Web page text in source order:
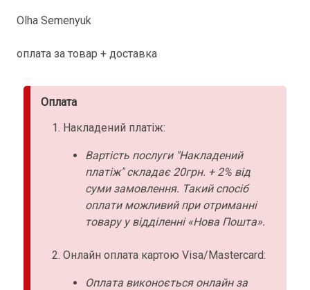
Olha Semenyuk
оплата за товар + доставка
Оплата
Накладений платіж:
Вартість послуги "Накладений
платіж" складає 20грн. + 2% від
суми замовлення. Такий спосіб
оплати можливий при отриманні
товару у відділенні «Нова Пошта».
Онлайн оплата картою Visa/Mastercard:
Оплата виконоється онлайн за